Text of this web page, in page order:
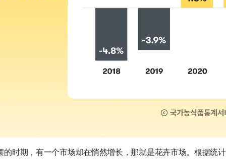
的时期，有一个市场却在悄然增长，那就是花卉市场。根据统